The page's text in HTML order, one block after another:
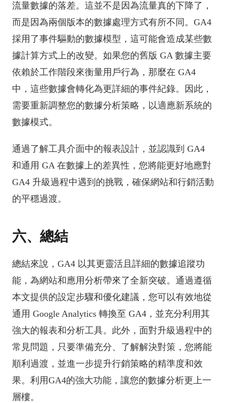
流量數據的落差。這並不是因為流量真的下降了，
而是因為兩個版本的數據處理方式有所不同。GA4
採用了事件驅動的數據模型，這可能會造成某些數
據計算方式上的改變。如果您的舊版 GA 數據主要
依賴於工作階段來衡量用戶行為，那麼在 GA4
中，這些數據會轉化為更詳細的事件紀錄。因此，
需要重新調整您的數據分析策略，以適應新系統的
數據模式。
通過了解工具介面中的報表設計，並認識到 GA4
和通用 GA 在數據上的差異性，您將能更好地應對
GA4 升級過程中遇到的挑戰，確保網站和行銷活動
的平穩過渡。
六、總結
總結來說，GA4 以其更靈活且詳細的數據追蹤功
能，為網站和應用分析帶來了全新突破。通過遵循
本文提供的設定步驟和優化建議，您可以有效地從
通用 Google Analytics 轉換至 GA4，並充分利用其
強大的報表和分析工具。此外，面對升級過程中的
常見問題，只要準備充分、了解解決對策，您將能
順利過渡，並進一步提升行銷策略的精準度和效
果。利用GA4的強大功能，讓您的數據分析更上一
層樓。